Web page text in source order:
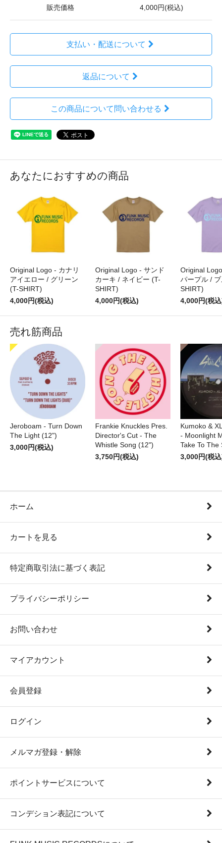
販売価格 4,000円(税込)
支払い・配送について
返品について
この商品について問い合わせる
あなたにおすすめの商品
Original Logo - カナリ
アイエロー / グリーン
(T-SHIRT)
4,000円(税込)
Original Logo - サンド
カーキ / ネイビー (T-
SHIRT)
4,000円(税込)
Original
パープル /
SHIRT)
4,000円(税
売れ筋商品
Jeroboam - Turn Down
The Light (12")
3,000円(税込)
Frankie Knuckles Pres.
Director's Cut - The
Whistle Song (12")
3,750円(税込)
Kumoko &
- Moonlight
Take To The
3,000円(税
ホーム
カートを見る
特定商取引法に基づく表記
プライバシーポリシー
お問い合わせ
マイアカウント
会員登録
ログイン
メルマガ登録・解除
ポイントサービスについて
コンデション表記について